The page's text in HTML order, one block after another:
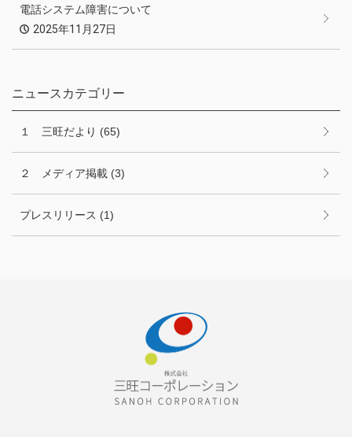
電話システム障害について
2025年11月27日
ニュースカテゴリー
１ 三旺だより (65)
２ メディア掲載 (3)
プレスリリース (1)